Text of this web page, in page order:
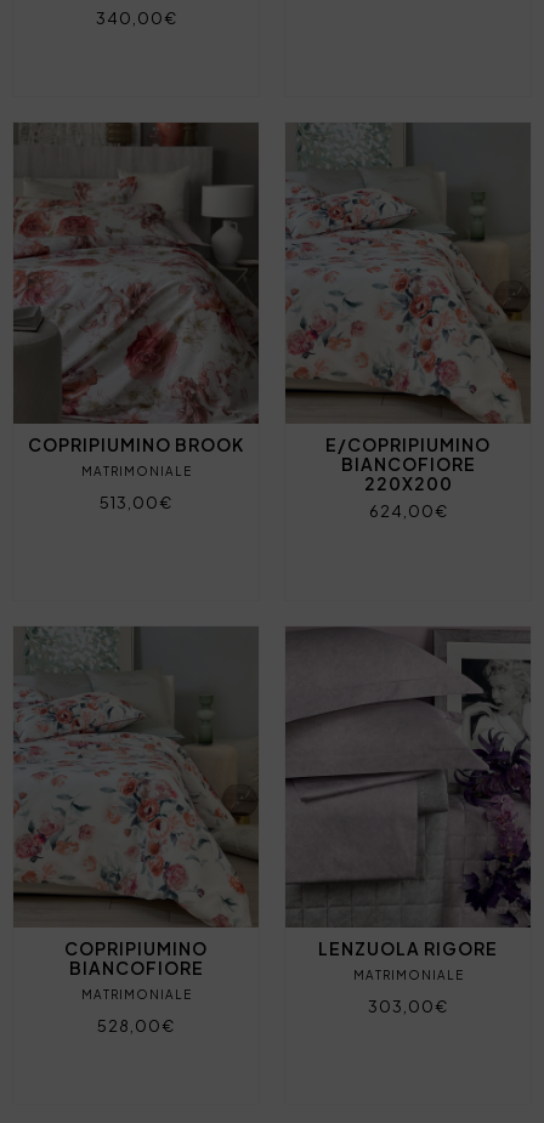
340,00€
COPRIPIUMINO BROOK
MATRIMONIALE
513,00€
E/COPRIPIUMINO
BIANCOFIORE
220X200
624,00€
COPRIPIUMINO
BIANCOFIORE
MATRIMONIALE
528,00€
LENZUOLA RIGORE
MATRIMONIALE
303,00€